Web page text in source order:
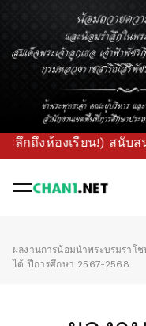
รียน!) สนับสนุน
ผลงานการน้อมนำพระบรมราโ
ได้ ปีการศึกษา 2567-2568